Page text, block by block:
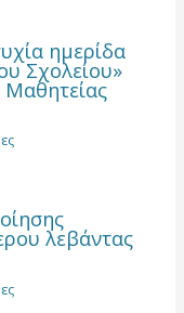
ημερίδα
Σχολείου»
Μαθητείας
λεβάντας